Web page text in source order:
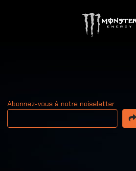
Abonnez-vous à notre noiseletter
Votre adresse email